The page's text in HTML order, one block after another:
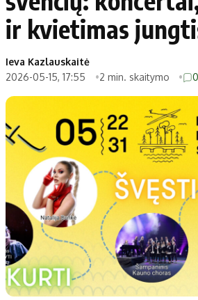
ir kvietimas
Ieva Kazlauskaitė
2026-05-15, 17:55
2 min. skaitymo 0